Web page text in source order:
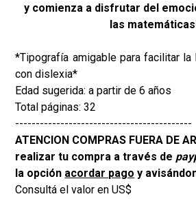
y comienza a disfrutar del
las
*Tipografía amigable para facilitar la
con dislexia*
Edad sugerida: a partir de 6 años
Total páginas: 32
-------------------------------------------
ATENCION COMPRAS FUERA DE
realizar tu compra a través de
la opción acordar pago y
Consultá el valor en US$